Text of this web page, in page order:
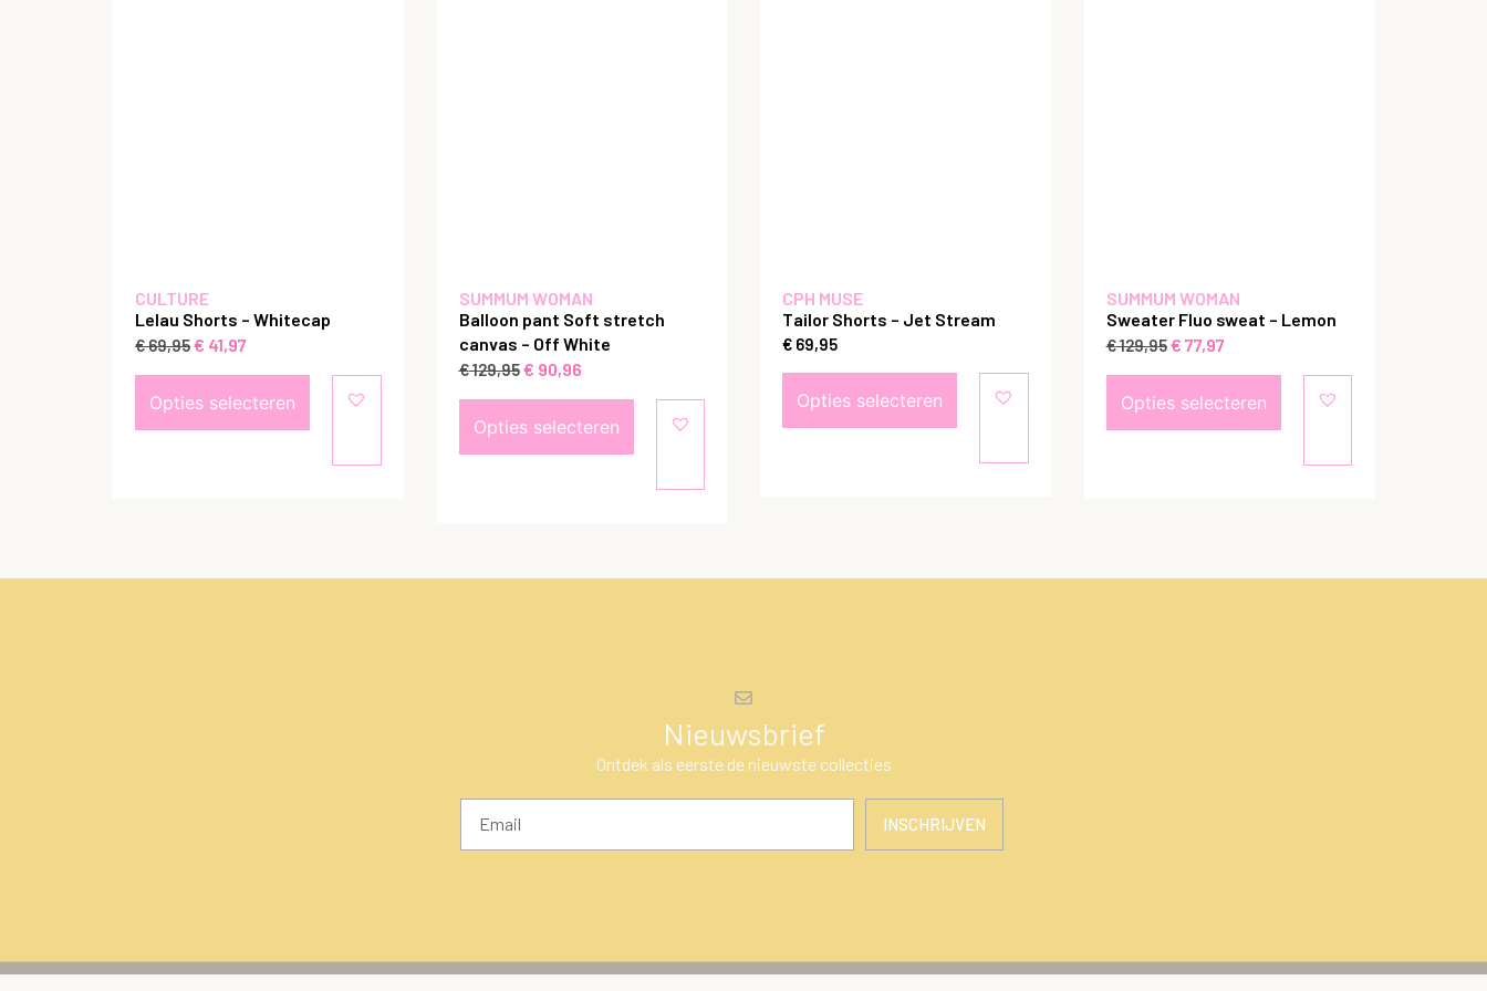
CULTURE
Lelau Shorts – Whitecap
€69,95€ 41,97
Opties selecteren
SUMMUM WOMAN
Balloon pant Soft stretch
canvas – Off White
€129,95€ 90,96
Opties selecteren
CPH MUSE
Tailor Shorts – Jet Stream
€ 69,95
Opties selecteren
SUMMUM WOMAN
Sweater Fluo sweat – Lemon
€129,95€ 77,97
Opties selecteren
Nieuwsbrief
Ontdek als eerste de nieuwste collecties
INSCHRIJVEN